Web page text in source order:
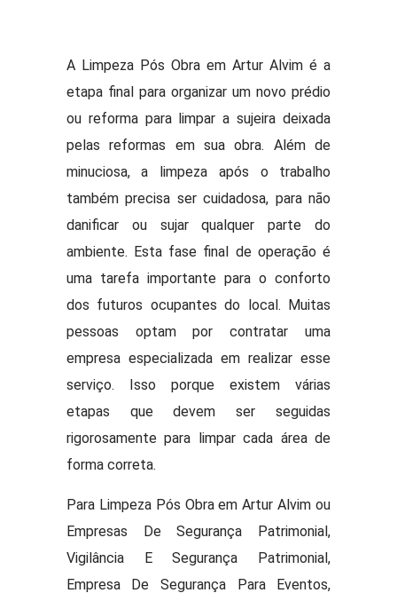
A Limpeza Pós Obra em Artur Alvim é a
etapa final para organizar um novo prédio
ou reforma para limpar a sujeira deixada
pelas reformas em sua obra. Além de
minuciosa, a limpeza após o trabalho
também precisa ser cuidadosa, para não
danificar ou sujar qualquer parte do
ambiente. Esta fase final de operação é
uma tarefa importante para o conforto
dos futuros ocupantes do local. Muitas
pessoas optam por contratar uma
empresa especializada em realizar esse
serviço. Isso porque existem várias
etapas que devem ser seguidas
rigorosamente para limpar cada área de
forma correta.
Para Limpeza Pós Obra em Artur Alvim ou
Empresas De Segurança Patrimonial,
Vigilância E Segurança Patrimonial,
Empresa De Segurança Para Eventos,